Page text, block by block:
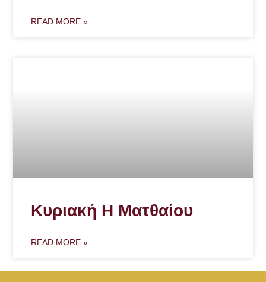
READ MORE »
Κυριακή Η Ματθαίου
READ MORE »